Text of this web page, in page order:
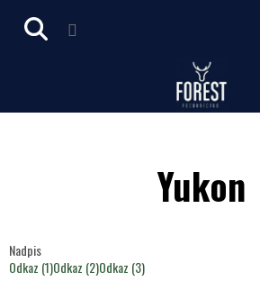
Yukon
Nadpis
Odkaz (1)Odkaz (2)Odkaz (3)